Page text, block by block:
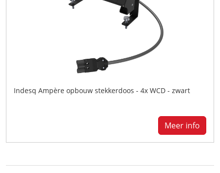
Indesq Ampère opbouw stekkerdoos - 4x WCD - zwart
Meer info